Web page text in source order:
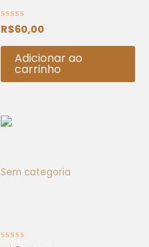
Avaliação
0
de
R$60,00
Adicionar ao
carrinho
Sem categoria